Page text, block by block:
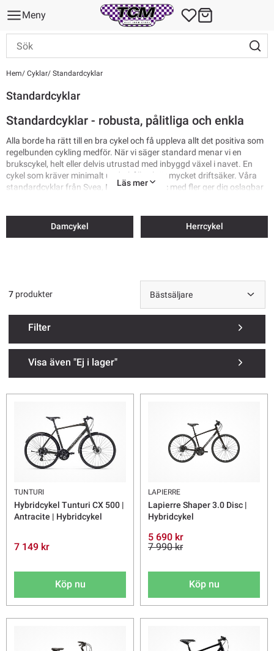
Meny
Hem Cyklar Standardcyklar
Standardcyklar
Damcykel Herrcykel
Standardcyklar - robusta, pålitliga och enkla
Alla borde ha rätt till en bra cykel och få uppleva allt det positiva som
regelbunden cykling medför. När vi säger standard menar vi en
brukscykel, helt eller delvis utrustad med inbyggd växel i navet. En
cykel som kräver minimalt underhåll och är mycket driftsäker. Våra
standardcyklar från Svea, Merida, Corratec med fler ger dig oslagbar
Se alla cyklar
Läs mer
Filter
Visa även "Ej i lager"
7 produkter
TUNTURI
Hybridcykel Tunturi CX 500 |
Antracite | Hybridcykel
7 149 kr
Köp nu
LAPIERRE
Lapierre Shaper 3.0 Disc |
Hybridcykel
5 690 kr
7 990 kr
Köp nu